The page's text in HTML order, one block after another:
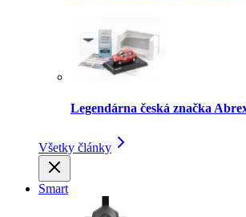
Legendárna česká značka
Všetky články
Smart